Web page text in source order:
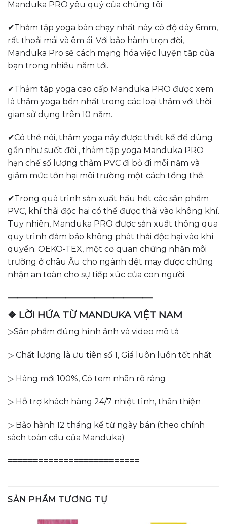
Manduka PRO yêu quý của chúng tôi
✔Thảm tập yoga bán chạy nhất này có độ dày 6mm,
rất thoải mái và êm ái. Với bảo hành trọn đời,
Manduka Pro sẽ cách mạng hóa việc luyện tập của
bạn trong nhiều năm tới.
✔Thảm tập yoga cao cấp Manduka PRO được xem
là thảm yoga bền nhất trong các loại thảm với thời
gian sử dụng trên 10 năm.
✔Có thể nói, thảm yoga nảy được thiết kế để dùng
gần như suốt đời , thảm tập yoga Manduka PRO
hạn chế số lượng thảm PVC đi bỏ đi mỗi năm và
giảm mức tổn hại môi trường một cách tổng thể.
✔Trong quá trình sản xuất hầu hết các sản phẩm
PVC, khí thải độc hại có thể được thải vào không khí.
Tuy nhiên, Manduka PRO được sản xuất thông qua
quy trình đảm bảo không phát thải độc hại vào khí
quyển. OEKO-TEX, một cơ quan chứng nhận môi
trường ở châu Âu cho ngành dệt may được chứng
nhận an toàn cho sự tiếp xúc của con người.
———————————————
❖ LỜI HỨA TỪ MANDUKA VIỆT NAM
▷Sản phẩm đúng hình ảnh và video mô tả
▷ Chất lượng là ưu tiên số 1, Giá luôn luôn tốt nhất
▷ Hàng mới 100%, Có tem nhãn rõ ràng
▷ Hỗ trợ khách hàng 24/7 nhiệt tình, thân thiện
▷ Bảo hành 12 tháng kể từ ngày bán (theo chính
sách toàn cầu của Manduka)
==========================
SẢN PHẨM TƯƠNG TỰ